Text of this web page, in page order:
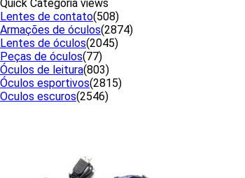
Quick Categoria views
Lentes de contato(508)
Armações de óculos(2874)
Lentes de óculos(2045)
Peças de óculos(77)
Óculos de leitura(803)
Óculos esportivos(2815)
Oculos escuros(2546)